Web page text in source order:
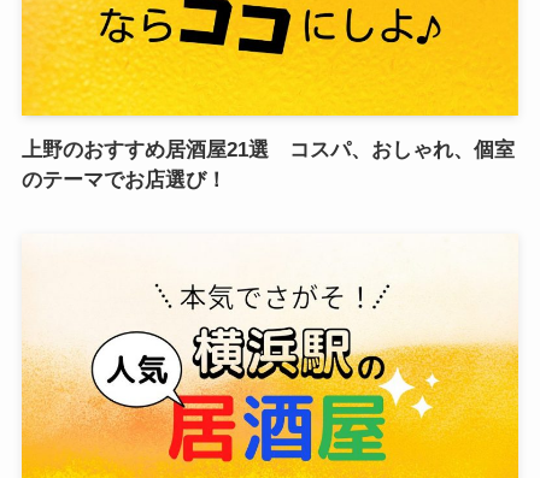
上野のおすすめ居酒屋21選 コスパ、おしゃれ、個室
のテーマでお店選び！